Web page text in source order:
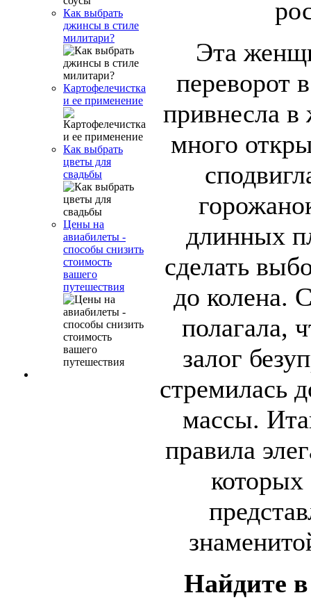
Как выбрать
джинсы в стиле
милитари?
Картофелечистка
и ее применение
Как выбрать
цветы для
свадьбы
Цены на
авиабилеты -
способы снизить
стоимость
вашего
путешествия
Эта
переворот
привнесла в
много
длинных
сделать
до колена.
полагала,
залог
стремилась
массы.
правила
которых
Найдите в